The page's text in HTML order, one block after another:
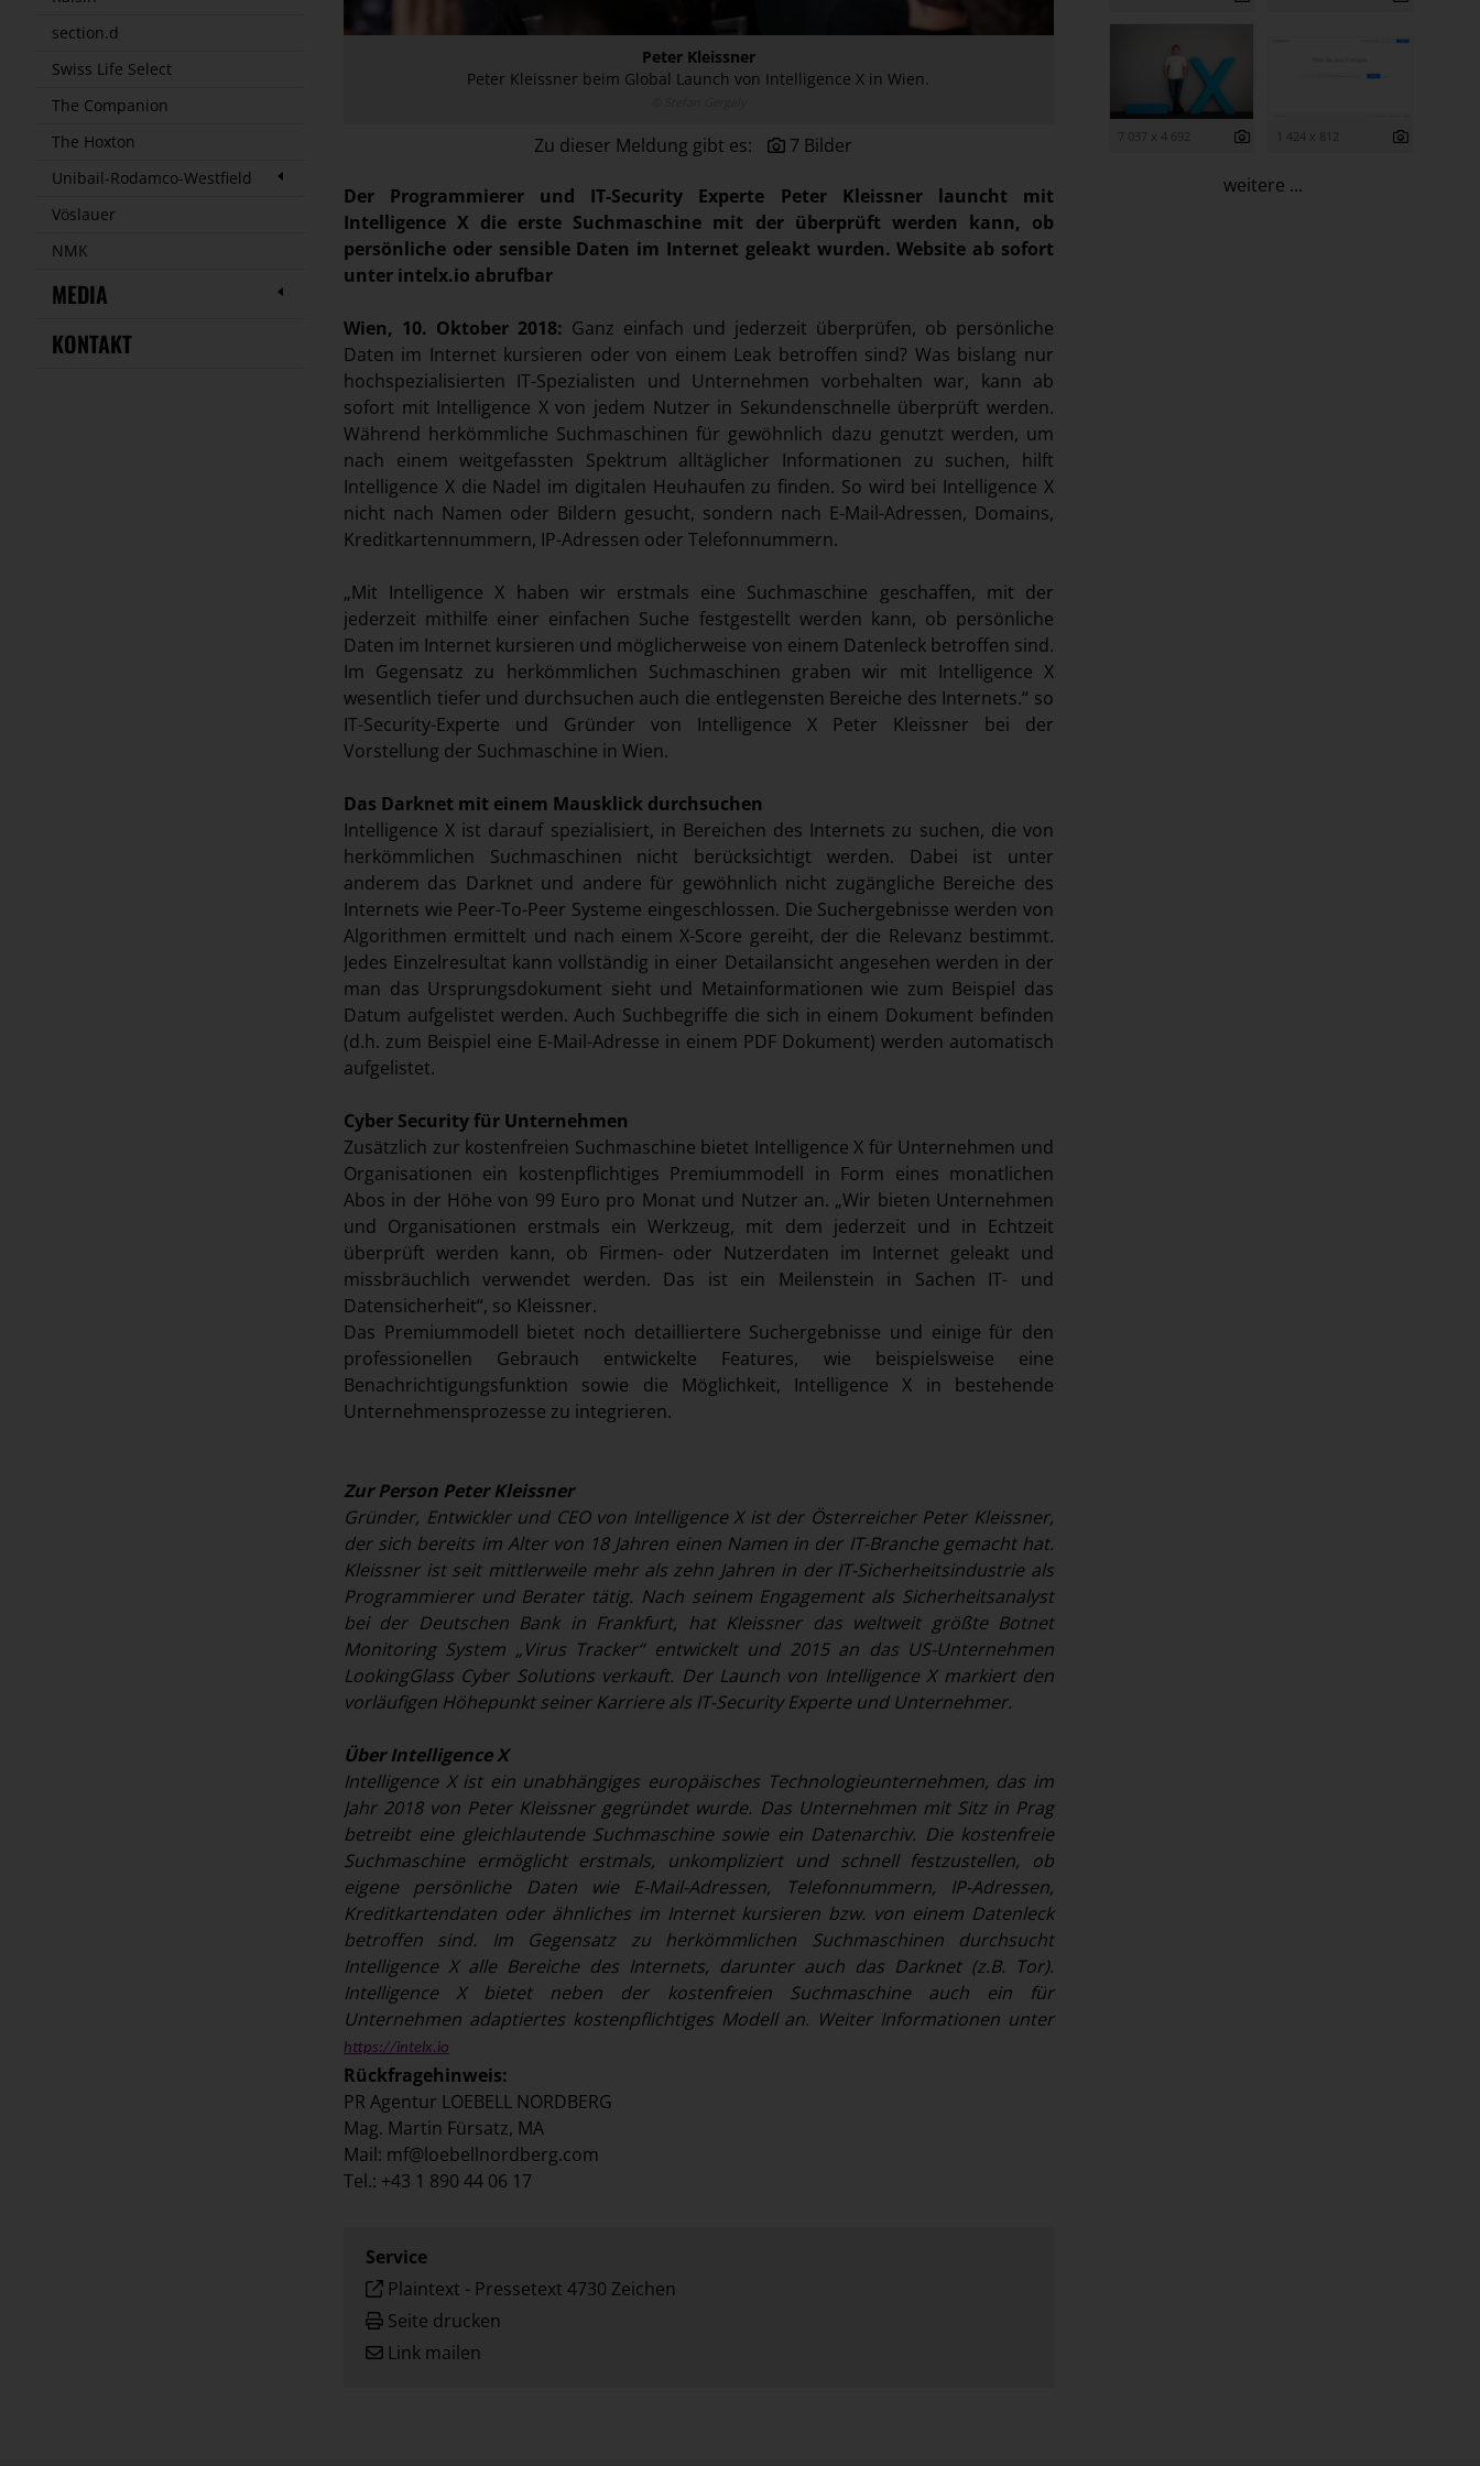
section.d
Swiss Life Select
The Companion
The Hoxton
Unibail-Rodamco-Westfield
Vöslauer
NMK
MEDIA
KONTAKT
Peter Kleissner
Peter Kleissner beim Global Launch von Intelligence X in Wien.
Zu dieser Meldung gibt es: 7 Bilder
Der Programmierer und IT-Security Experte Peter Kleissner launcht mit
Intelligence X die erste Suchmaschine mit der überprüft werden kann, ob
persönliche oder sensible Daten im Internet geleakt wurden. Website ab sofort
unter intelx.io abrufbar
Wien, 10. Oktober 2018: Ganz einfach und jederzeit überprüfen, ob persönliche
Daten im Internet kursieren oder von einem Leak betroffen sind? Was bislang nur
hochspezialisierten IT-Spezialisten und Unternehmen vorbehalten war, kann ab
sofort mit Intelligence X von jedem Nutzer in Sekundenschnelle überprüft werden.
Während herkömmliche Suchmaschinen für gewöhnlich dazu genutzt werden, um
nach einem weitgefassten Spektrum alltäglicher Informationen zu suchen, hilft
Intelligence X die Nadel im digitalen Heuhaufen zu finden. So wird bei Intelligence X
nicht nach Namen oder Bildern gesucht, sondern nach E-Mail-Adressen, Domains,
Kreditkartennummern, IP-Adressen oder Telefonnummern.
„Mit Intelligence X haben wir erstmals eine Suchmaschine geschaffen, mit der
jederzeit mithilfe einer einfachen Suche festgestellt werden kann, ob persönliche
Daten im Internet kursieren und möglicherweise von einem Datenleck betroffen sind.
Im Gegensatz zu herkömmlichen Suchmaschinen graben wir mit Intelligence X
wesentlich tiefer und durchsuchen auch die entlegensten Bereiche des Internets.“ so
IT-Security-Experte und Gründer von Intelligence X Peter Kleissner bei der
Vorstellung der Suchmaschine in Wien.
Das Darknet mit einem Mausklick durchsuchen
Intelligence X ist darauf spezialisiert, in Bereichen des Internets zu suchen, die von
herkömmlichen Suchmaschinen nicht berücksichtigt werden. Dabei ist unter
anderem das Darknet und andere für gewöhnlich nicht zugängliche Bereiche des
Internets wie Peer-To-Peer Systeme eingeschlossen. Die Suchergebnisse werden von
Algorithmen ermittelt und nach einem X-Score gereiht, der die Relevanz bestimmt.
Jedes Einzelresultat kann vollständig in einer Detailansicht angesehen werden in der
man das Ursprungsdokument sieht und Metainformationen wie zum Beispiel das
Datum aufgelistet werden. Auch Suchbegriffe die sich in einem Dokument befinden
(d.h. zum Beispiel eine E-Mail-Adresse in einem PDF Dokument) werden automatisch
aufgelistet.
Cyber Security für Unternehmen
Zusätzlich zur kostenfreien Suchmaschine bietet Intelligence X für Unternehmen und
Organisationen ein kostenpflichtiges Premiummodell in Form eines monatlichen
Abos in der Höhe von 99 Euro pro Monat und Nutzer an. „Wir bieten Unternehmen
und Organisationen erstmals ein Werkzeug, mit dem jederzeit und in Echtzeit
überprüft werden kann, ob Firmen- oder Nutzerdaten im Internet geleakt und
missbräuchlich verwendet werden. Das ist ein Meilenstein in Sachen IT- und
Datensicherheit“, so Kleissner.
Das Premiummodell bietet noch detailliertere Suchergebnisse und einige für den
professionellen Gebrauch entwickelte Features, wie beispielsweise eine
Benachrichtigungsfunktion sowie die Möglichkeit, Intelligence X in bestehende
Unternehmensprozesse zu integrieren.
Zur Person Peter Kleissner
Gründer, Entwickler und CEO von Intelligence X ist der Österreicher Peter Kleissner,
der sich bereits im Alter von 18 Jahren einen Namen in der IT-Branche gemacht hat.
Kleissner ist seit mittlerweile mehr als zehn Jahren in der IT-Sicherheitsindustrie als
Programmierer und Berater tätig. Nach seinem Engagement als Sicherheitsanalyst
bei der Deutschen Bank in Frankfurt, hat Kleissner das weltweit größte Botnet
Monitoring System „Virus Tracker“ entwickelt und 2015 an das US-Unternehmen
LookingGlass Cyber Solutions verkauft. Der Launch von Intelligence X markiert den
vorläufigen Höhepunkt seiner Karriere als IT-Security Experte und Unternehmer.
Über Intelligence X
Intelligence X ist ein unabhängiges europäisches Technologieunternehmen, das im
Jahr 2018 von Peter Kleissner gegründet wurde. Das Unternehmen mit Sitz in Prag
betreibt eine gleichlautende Suchmaschine sowie ein Datenarchiv. Die kostenfreie
Suchmaschine ermöglicht erstmals, unkompliziert und schnell festzustellen, ob
eigene persönliche Daten wie E-Mail-Adressen, Telefonnummern, IP-Adressen,
Kreditkartendaten oder ähnliches im Internet kursieren bzw. von einem Datenleck
betroffen sind. Im Gegensatz zu herkömmlichen Suchmaschinen durchsucht
Intelligence X alle Bereiche des Internets, darunter auch das Darknet (z.B. Tor).
Intelligence X bietet neben der kostenfreien Suchmaschine auch ein für
Unternehmen adaptiertes kostenpflichtiges Modell an. Weiter Informationen unter
https://intelx.io
Rückfragehinweis:
PR Agentur LOEBELL NORDBERG
Mag. Martin Fürsatz, MA
Mail: mf@loebellnordberg.com
Tel.: +43 1 890 44 06 17
Service
Plaintext - Pressetext 4730 Zeichen
Seite drucken
Link mailen
7 037 x 4 692 1 424 x 812
weitere ...